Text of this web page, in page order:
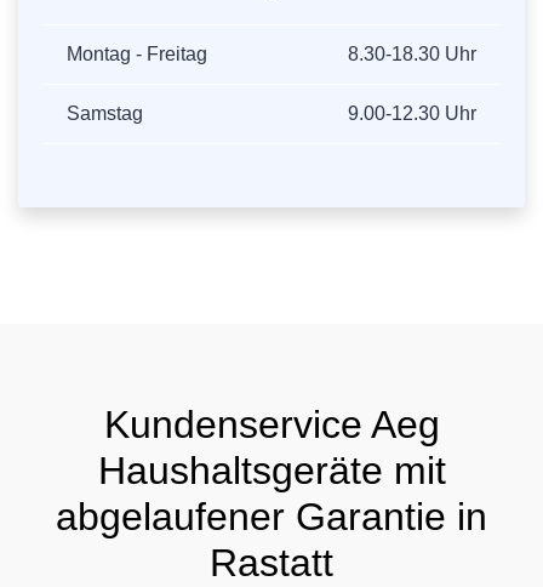
Montag - Freitag 8.30-18.30 Uhr
Samstag 9.00-12.30 Uhr
Kundenservice Aeg
Haushaltsgeräte mit
abgelaufener Garantie in
Rastatt